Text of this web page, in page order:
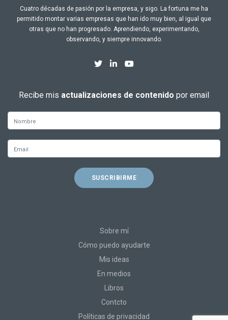
Cuatro décadas de pasión por la empresa, y sigo. La fortuna me ha
permitido montar varias empresas que han ido muy bien, al igual que
otras que no han progresado. Aprendiendo, experimentando,
observando, y siempre innovando.
Recibe mis actualizaciones de contenido por email
Sobre mí
Cómo puedo ayudarte
Mis ideas
En medios
Libros
Contcto
Políticas de privacidad